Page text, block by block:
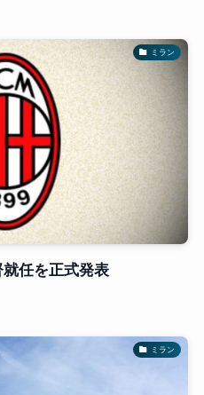
ミラン
任を正式発表
ミラン